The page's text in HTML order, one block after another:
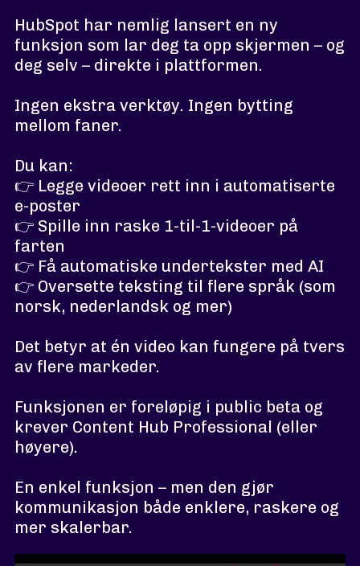
HubSpot har nemlig lansert en ny
funksjon som lar deg ta opp skjermen – og
deg selv – direkte i plattformen.
Ingen ekstra verktøy. Ingen bytting
mellom faner.
Du kan:
👉 Legge videoer rett inn i automatiserte
e-poster
👉 Spille inn raske 1-til-1-videoer på
farten
👉 Få automatiske undertekster med AI
👉 Oversette teksting til flere språk (som
norsk, nederlandsk og mer)
Det betyr at én video kan fungere på tvers
av flere markeder.
Funksjonen er foreløpig i public beta og
krever Content Hub Professional (eller
høyere).
En enkel funksjon – men den gjør
kommunikasjon både enklere, raskere og
mer skalerbar.